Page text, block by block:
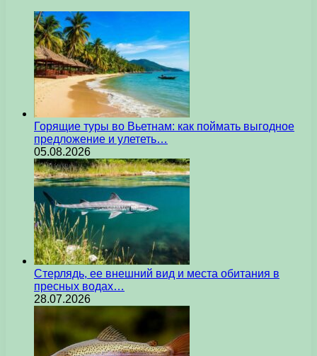
Горящие туры во Вьетнам: как поймать выгодное
предложение и улететь…
05.08.2026
Стерлядь, ее внешний вид и места обитания в
пресных водах…
28.07.2026